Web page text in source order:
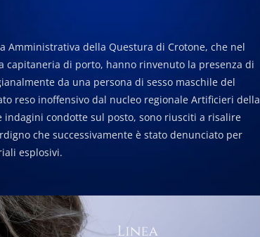
Amministrativa della Questura di Crotone, che nel
capitaneria di porto, hanno rinvenuto la presenza di
da una persona di sesso maschile del
reso inoffensivo dal nucleo regionale Artificieri della
indagini condotte sul posto, sono riusciti a risalire
che successivamente è stato denunciato per
esplosivi.